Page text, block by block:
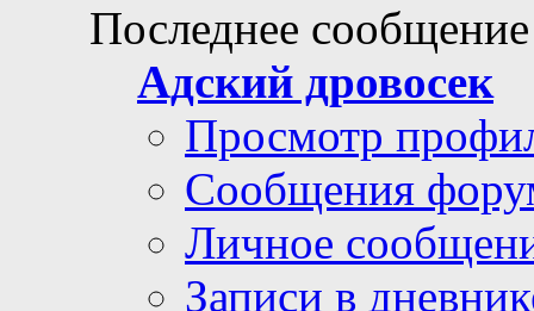
Последнее
Адский дровосек
Просмотр
Сообщения
Личное
Записи в